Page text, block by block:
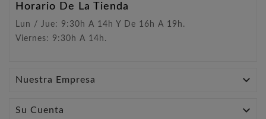
Horario De La Tienda
Lun / Jue: 9:30h A 14h Y De 16h A 19h.
Viernes: 9:30h A 14h.
Nuestra Empresa 
Su Cuenta 